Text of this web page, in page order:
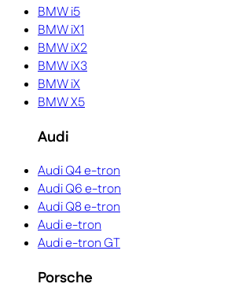
BMW i5
BMW iX1
BMW iX2
BMW iX3
BMW iX
BMW X5
Audi
Audi Q4 e-tron
Audi Q6 e-tron
Audi Q8 e-tron
Audi e-tron
Audi e-tron GT
Porsche